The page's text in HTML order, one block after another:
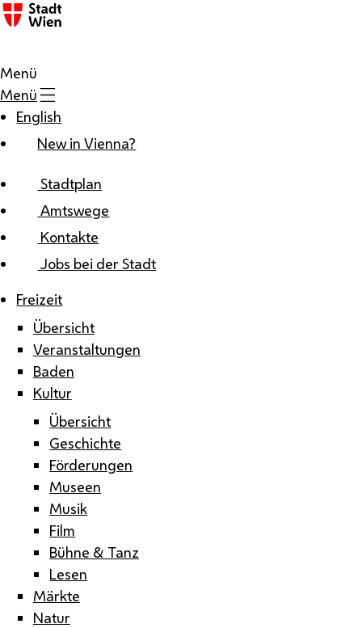
Zum Inhalt
Menü
Menü
English
New in Vienna?
Stadtplan
Amtswege
Kontakte
Jobs bei der Stadt
Freizeit
Übersicht
Veranstaltungen
Baden
Kultur
Übersicht
Geschichte
Förderungen
Museen
Musik
Film
Bühne & Tanz
Lesen
Märkte
Natur